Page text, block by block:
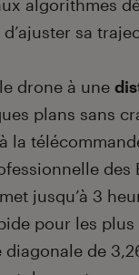
algorithmes
sa
drone à une
plans sans
la
des
jusqu’à 3
pour les
diagonale de